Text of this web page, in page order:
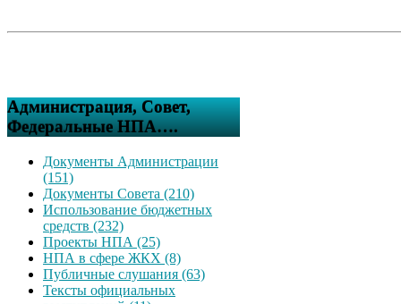
Администрация, Совет,
Федеральные НПА….
Документы Администрации
(151)
Документы Совета (210)
Использование бюджетных
средств (232)
Проекты НПА (25)
НПА в сфере ЖКХ (8)
Публичные слушания (63)
Тексты официальных